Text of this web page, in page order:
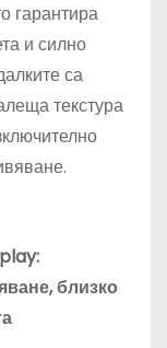
гарантира
и силно
са
текстура
близко